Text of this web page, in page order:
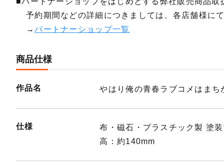
予約期間などの詳細につきましては、各店舗様に
→パートナーショップ一覧
商品仕様
作品名 やはり俺の青春ラブコメはまち
仕様
布・磁石・プラスチック製 塗
高：約140mm